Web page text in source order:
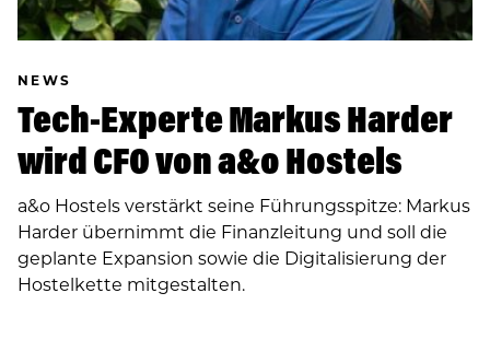
NEWS
Tech-Experte Markus Harder
wird CFO von a&o Hostels
a&o Hostels verstärkt seine Führungsspitze: Markus
Harder übernimmt die Finanzleitung und soll die
geplante Expansion sowie die Digitalisierung der
Hostelkette mitgestalten.